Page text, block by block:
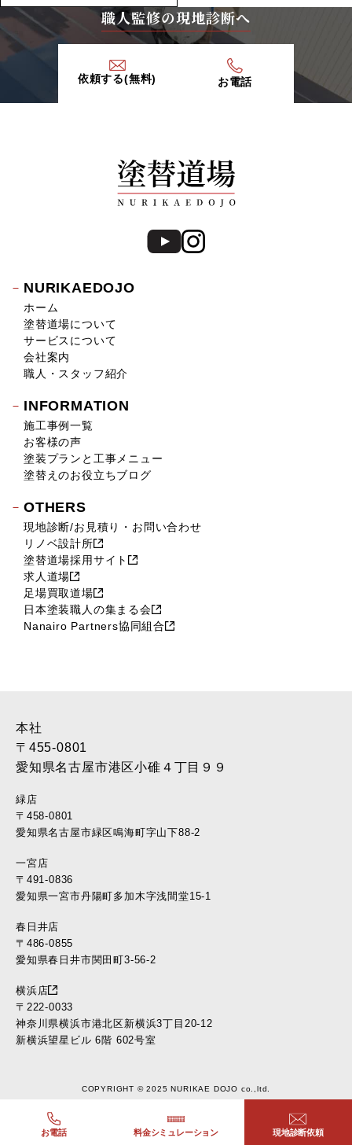
職人監修の現地診断へ
依頼する(無料) お電話
NURIKAEDOJO
ホーム
塗替道場について
サービスについて
会社案内
職人・スタッフ紹介
INFORMATION
施工事例一覧
お客様の声
塗装プランと工事メニュー
塗替えのお役立ちブログ
OTHERS
現地診断/お見積り・お問い合わせ
リノベ設計所
塗替道場採用サイト
求人道場
足場買取道場
日本塗装職人の集まる会
Nanairo Partners協同組合
本社
〒455-0801
愛知県名古屋市港区小碓４丁目９９
緑店
〒458-0801
愛知県名古屋市緑区鳴海町字山下88-2
一宮店
〒491-0836
愛知県一宮市丹陽町多加木字浅間堂15-1
春日井店
〒486-0855
愛知県春日井市関田町3-56-2
横浜店
〒222-0033
神奈川県横浜市港北区新横浜3丁目20-12
新横浜望星ビル 6階 602号室
COPYRIGHT © 2025 NURIKAE DOJO co.,ltd.
お電話 料金シミュレーション 現地診断依頼